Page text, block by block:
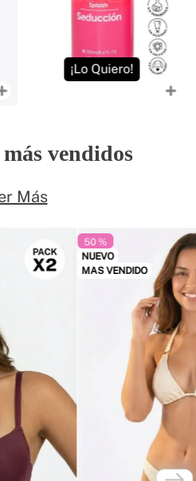
¡Lo
vendidos
Más
50 %
NUEVO
MAS VENDIDO